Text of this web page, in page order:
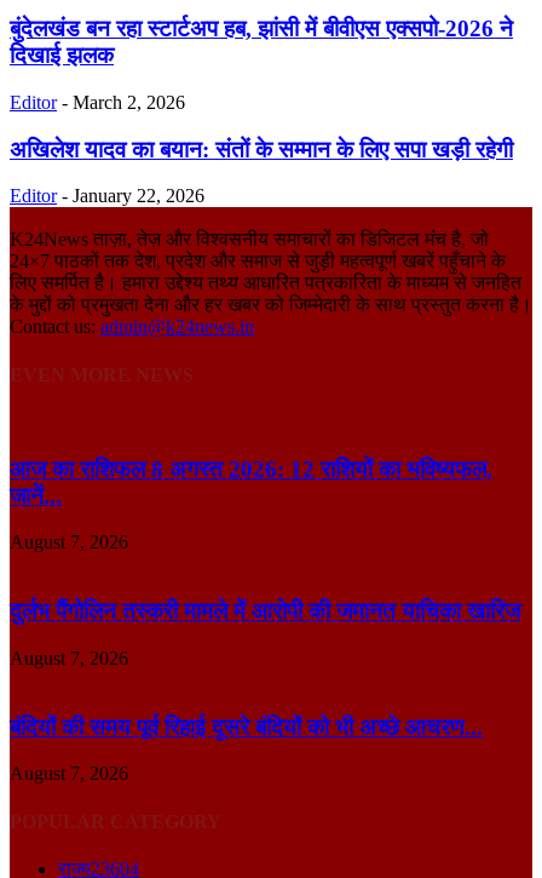
बुंदेलखंड बन रहा स्टार्टअप हब, झांसी में बीवीएस एक्सपो-2026 ने
दिखाई झलक
Editor - March 2, 2026
अखिलेश यादव का बयान: संतों के सम्मान के लिए सपा खड़ी रहेगी
Editor - January 22, 2026
K24News ताज़ा, तेज़ और विश्वसनीय समाचारों का डिजिटल मंच है, जो
24×7 पाठकों तक देश, प्रदेश और समाज से जुड़ी महत्वपूर्ण खबरें पहुँचाने के
लिए समर्पित है। हमारा उद्देश्य तथ्य आधारित पत्रकारिता के माध्यम से जनहित
के मुद्दों को प्रमुखता देना और हर खबर को जिम्मेदारी के साथ प्रस्तुत करना है।
Contact us: admin@k24news.in
आज का राशिफल 8 अगस्त 2026: 12 राशियों का भविष्यफल,
जानें...
August 7, 2026
दुर्लभ पैंगोलिन तस्करी मामले में आरोपी की जमानत याचिका खारिज
August 7, 2026
बंदियों की समय पूर्व रिहाई दूसरे बंदियों को भी अच्छे आचरण...
August 7, 2026
राज्य23604